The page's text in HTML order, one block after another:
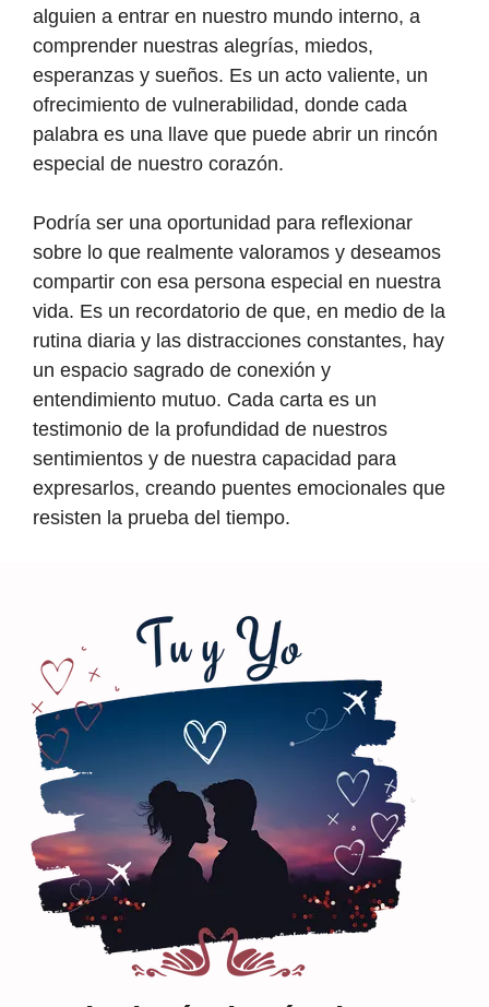
alguien a entrar en nuestro mundo interno, a
comprender nuestras alegrías, miedos,
esperanzas y sueños. Es un acto valiente, un
ofrecimiento de vulnerabilidad, donde cada
palabra es una llave que puede abrir un rincón
especial de nuestro corazón.
Podría ser una oportunidad para reflexionar
sobre lo que realmente valoramos y deseamos
compartir con esa persona especial en nuestra
vida. Es un recordatorio de que, en medio de la
rutina diaria y las distracciones constantes, hay
un espacio sagrado de conexión y
entendimiento mutuo. Cada carta es un
testimonio de la profundidad de nuestros
sentimientos y de nuestra capacidad para
expresarlos, creando puentes emocionales que
resisten la prueba del tiempo.